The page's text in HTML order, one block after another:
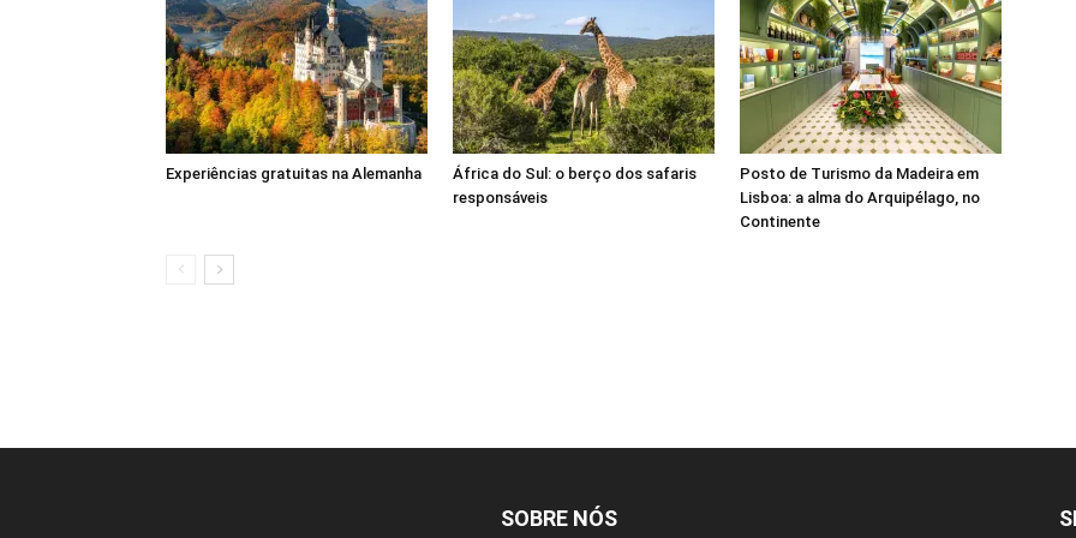
Experiências gratuitas na Alemanha
África do Sul: o berço dos safaris
responsáveis
Posto de Turismo da Madeira em
Lisboa: a alma do Arquipélago, no
Continente
SOBRE NÓS